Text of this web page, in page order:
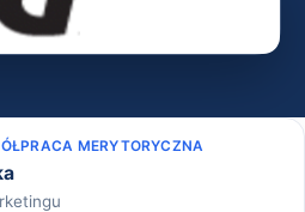
MERYTORYCZNA